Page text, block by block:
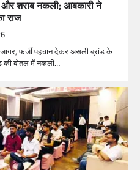
शराब नकली; आबकारी ने
राज
फर्जी पहचान देकर असली ब्रांड के
की बोतल में नकली…